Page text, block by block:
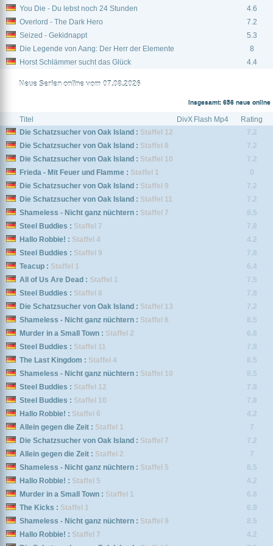
You Die - Du lebst noch 24 Stunden
4.6
Overlord - The Dark Hero
7.2
Seized - Gekidnappt
5.3
Die Legende von Aang: Der Herr der Elemente
8
Horst Schlämmer sucht das Glück
4.4
Neue Serien online vom 07.08.2026
Insgesamt: 656 neue online
Titel DivX Flash Mp4
Rating
Die Schatzsucher von Oak Island : Staffel 12
7.2
Die Schatzsucher von Oak Island : Staffel 8
7.2
Die Schatzsucher von Oak Island : Staffel 10
7.2
Frieda - Mit Feuer und Flamme : Staffel 1
0
Die Schatzsucher von Oak Island : Staffel 9
7.2
Die Schatzsucher von Oak Island : Staffel 11
7.2
Shameless - Nicht ganz nüchtern : Staffel 7
8.5
Steel Buddies : Staffel 7
7.8
Hallo Robbie! : Staffel 4
4.2
Steel Buddies : Staffel 9
7.8
Teacup : Staffel 1
6.4
All of Us Are Dead : Staffel 1
7.5
Steel Buddies : Staffel 8
7.8
Die Schatzsucher von Oak Island : Staffel 13
7.2
Shameless - Nicht ganz nüchtern : Staffel 6
8.5
Murder in a Small Town : Staffel 2
6.8
Steel Buddies : Staffel 11
7.8
The Last Kingdom : Staffel 4
8.5
Shameless - Nicht ganz nüchtern : Staffel 10
8.5
Steel Buddies : Staffel 12
7.8
Steel Buddies : Staffel 10
7.8
Hallo Robbie! : Staffel 6
4.2
Allein gegen die Zeit : Staffel 1
7
Die Schatzsucher von Oak Island : Staffel 7
7.2
Allein gegen die Zeit : Staffel 2
7
Shameless - Nicht ganz nüchtern : Staffel 5
8.5
Hallo Robbie! : Staffel 5
4.2
Murder in a Small Town : Staffel 1
6.8
The Kicks : Staffel 1
6.9
Shameless - Nicht ganz nüchtern : Staffel 9
8.5
Hallo Robbie! : Staffel 7
4.2